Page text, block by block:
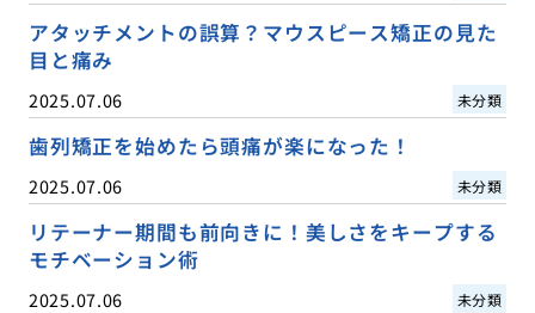
アタッチメントの誤算？マウスピース矯正の見た
目と痛み
2025.07.06 未分類
歯列矯正を始めたら頭痛が楽になった！
2025.07.06 未分類
リテーナー期間も前向きに！美しさをキープする
モチベーション術
2025.07.06 未分類